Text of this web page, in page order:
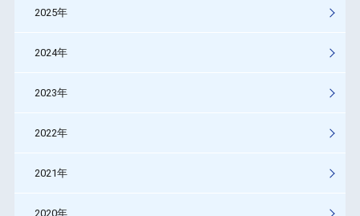
2025年
2024年
2023年
2022年
2021年
2020年